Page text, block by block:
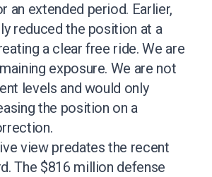
an extended period. Earlier,
reduced the position at a
a clear free ride. We are
exposure. We are not
levels and would only
the position on a
view predates the recent
The $816 million defense